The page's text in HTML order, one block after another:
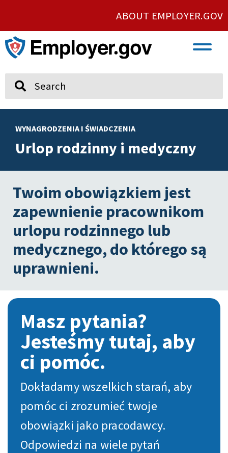
ABOUT EMPLOYER.GOV
WYNAGRODZENIA I ŚWIADCZENIA
Urlop rodzinny i medyczny
Twoim obowiązkiem jest
zapewnienie pracownikom
urlopu rodzinnego lub
medycznego, do którego są
uprawnieni.
Masz pytania?
Jesteśmy tutaj, aby
ci pomóc.
Dokładamy wszelkich starań, aby
pomóc ci zrozumieć twoje
obowiązki jako pracodawcy.
Odpowiedzi na wiele pytań